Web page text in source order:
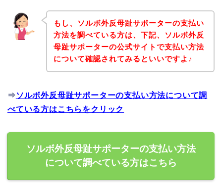
もし、ソルボ外反母趾サポーターの支払い
方法を調べている方は、下記、ソルボ外反
母趾サポーターの公式サイトで支払い方法
について確認されてみるといいですよ♪
⇒ ソルボ外反母趾サポーターの支払い方法について調
べている方はこちらをクリック
ソルボ外反母趾サポーターの支払い方法
について調べている方はこちら